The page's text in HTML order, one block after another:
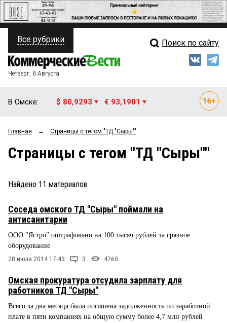
ПОЛИТИКА
ФИНАНСЫ
ОБЩЕСТВО
ЗАКОН
НОВОСТИ КОМПАНИЙ
СТИЛЬ ЖИЗНИ
Свежий выпуск
Мнения
Рейтинги
Все рубрики Поиск по сайту
Четверг, 6 Августа
В Омске: $ 80,9293 € 93,1901
Главная → Страницы c тегом "ТД "Сыры""
Страницы c тегом "ТД "Сыры""
Найдено 11 материалов
Соседа омского ТД "Сыры" поймали на
антисанитарии
ООО "Ястро" оштрафовано на 100 тысяч рублей за грязное
оборудование
28 июля 2014 17:43 3 4760
Омская прокуратура отсудила зарплату для
работников ТД "Сыры"
Всего за два месяца была погашена задолженность по заработной
плате в пяти компаниях на общую сумму более 4,7 млн рублей